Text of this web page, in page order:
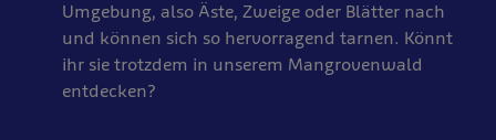
Umgebung, also Äste, Zweige oder Blätter nach
und können sich so hervorragend tarnen. Könnt
ihr sie trotzdem in unserem Mangrovenwald
entdecken?